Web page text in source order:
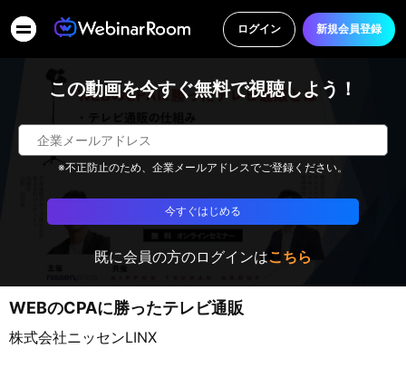
ログイン 新規会員登録
この動画を今すぐ無料で視聴しよう！
※不正防止のため、企業メールアドレスでご登録ください。
今すぐはじめる
既に会員の方のログインはこちら
WEBのCPAに勝ったテレビ通販
株式会社ニッセンLINX